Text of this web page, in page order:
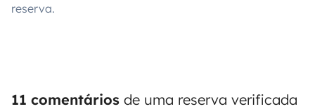
reserva.
11 comentários de uma reserva verificada